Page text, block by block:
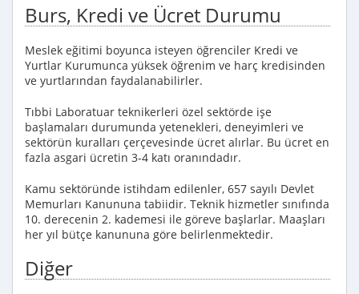
Burs, Kredi ve Ücret Durumu
Meslek eğitimi boyunca isteyen öğrenciler Kredi ve
Yurtlar Kurumunca yüksek öğrenim ve harç kredisinden
ve yurtlarından faydalanabilirler.
Tıbbi Laboratuar teknikerleri özel sektörde işe
başlamaları durumunda yetenekleri, deneyimleri ve
sektörün kuralları çerçevesinde ücret alırlar. Bu ücret en
fazla asgari ücretin 3-4 katı oranındadır.
Kamu sektöründe istihdam edilenler, 657 sayılı Devlet
Memurları Kanununa tabiidir. Teknik hizmetler sınıfında
10. derecenin 2. kademesi ile göreve başlarlar. Maaşları
her yıl bütçe kanununa göre belirlenmektedir.
Diğer